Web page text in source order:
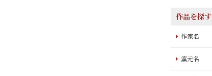
作品を探す
作家名
窯元名